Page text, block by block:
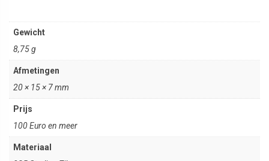
Gewicht
8,75 g
Afmetingen
20 × 15 × 7 mm
Prijs
100 Euro en meer
Materiaal